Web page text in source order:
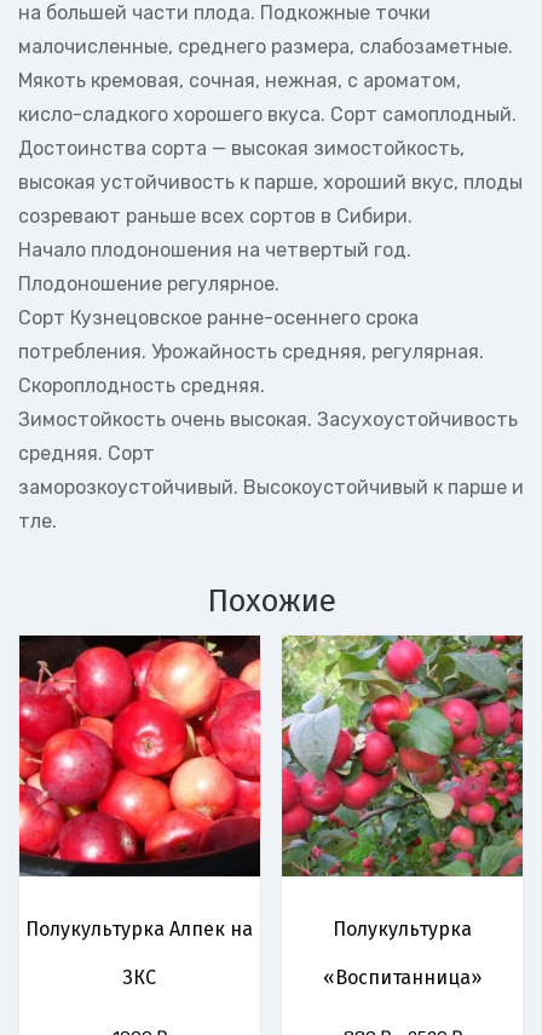
на большей части плода. Подкожные точки
малочисленные, среднего размера, слабозаметные.
Мякоть кремовая, сочная, нежная, с ароматом,
кисло-сладкого хорошего вкуса. Сорт самоплодный.
Достоинства сорта — высокая зимостойкость,
высокая устойчивость к парше, хороший вкус, плоды
созревают раньше всех сортов в Сибири.
Начало плодоношения на четвертый год.
Плодоношение регулярное.
Сорт Кузнецовское ранне-осеннего срока
потребления. Урожайность средняя, регулярная.
Скороплодность средняя.
Зимостойкость очень высокая. Засухоустойчивость
средняя. Сорт
заморозкоустойчивый. Высокоустойчивый к парше и
тле.
Похожие
Полукультурка Алпек на
ЗКС
Полукультурка
«Воспитанница»